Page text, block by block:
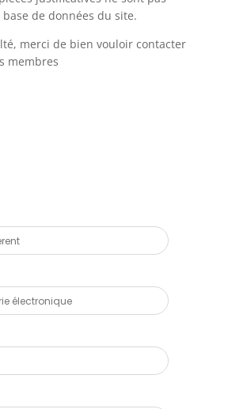
de données du site.
merci de bien vouloir contacter
membres